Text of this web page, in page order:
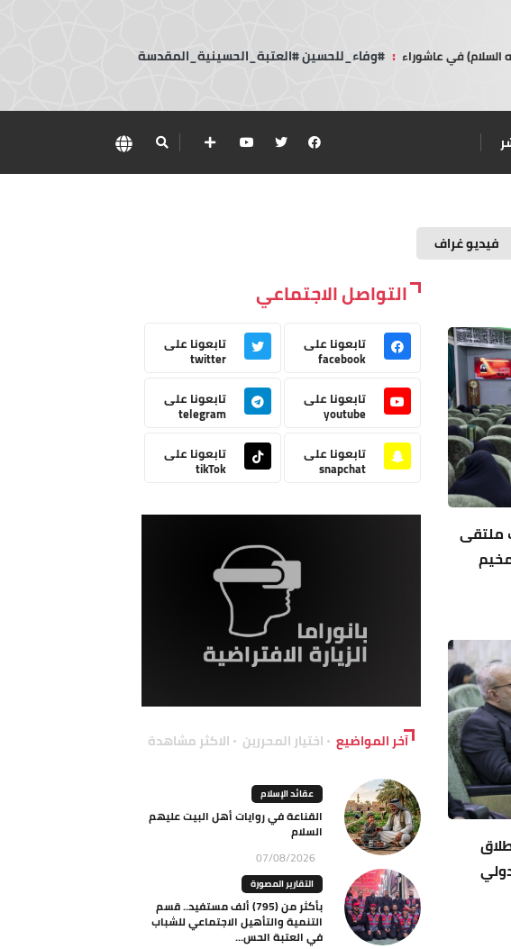
السلام) في عاشوراء : #وفاء_للحسين #العتبة_الحسينية_المقدسة
فيديو غراف
ملتقى
التواصل الاجتماعي
تابعونا على
facebook
تابعونا على
twitter
تابعونا على
youtube
تابعونا على
telegram
تابعونا على
snapchat
تابعونا على
tikTok
آخر المواضيع اختيار المحررين الاكثر مشاهدة
عقائد الإسلام
القناعة في روايات أهل البيت عليهم
السلام
07/08/2026
التقارير المصورة
بأكثر من (795) ألف مستفيد.. قسم
التنمية والتأهيل الاجتماعي للشباب
في العتبة الحس...